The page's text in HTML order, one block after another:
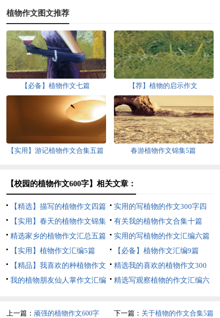
植物作文图文推荐
【必备】植物作文七篇 【荐】植物的启示作文
【实用】游记植物作文合集五篇 春游植物作文锦集5篇
【校园的植物作文600字】相关文章：
【精选】描写的植物作文四篇
实用的写植物的作文300字四
篇
【实用】春天的植物作文锦集
7篇
有关我的植物作文合集十篇
精选家乡的植物作文汇总五篇
实用的写植物的作文汇编六篇
【实用】植物作文汇编5篇
【必备】植物作文汇编9篇
【精品】我喜欢的种植物作文
300字4篇
精选我的喜欢的植物作文300
字合集6篇
我的植物朋友仙人掌作文汇编
精选写观察植物的作文汇编六
上一篇：顽强的植物作文600字 下一篇： 关于植物的作文合集5篇